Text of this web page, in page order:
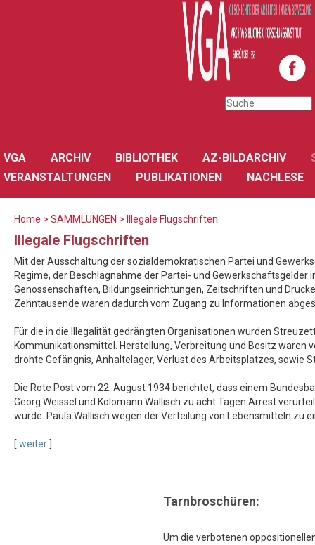
VGA ARCHIV BIBLIOTHEK AZ-BILDARCHIV
VERANSTALTUNGEN
PUBLIKATIONEN NACHLESE
Home > SAMMLUNGEN > Illegale Flugschriften
Illegale Flugschriften
Mit der Ausschaltung der sozialdemokratischen Partei und
Regime, der Beschlagnahme der Partei- und
Genossenschaften, Bildungseinrichtungen, Zeitschriften und
Zehntausende waren dadurch vom Zugang zu Informationen
Für die in die Illegalität gedrängten Organisationen wurden
Kommunikationsmittel. Herstellung, Verbreitung und Besitz waren
drohte Gefängnis, Anhaltelager, Verlust des Arbeitsplatzes, sowie
Die Rote Post vom 22. August 1934 berichtet, dass einem
Georg Weissel und Kolomann Wallisch zu acht Tagen Arrest
wurde. Paula Wallisch wegen der Verteilung von Lebensmitteln zu
[ weiter
Tarnbroschüren:
Um die verbotenen